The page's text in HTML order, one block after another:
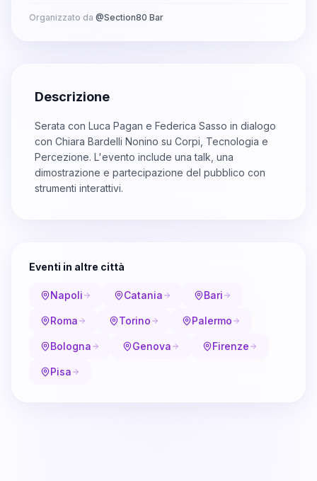
Organizzato da @Section80 Bar
Descrizione
Serata con Luca Pagan e Federica Sasso in dialogo
con Chiara Bardelli Nonino su Corpi, Tecnologia e
Percezione. L'evento include una talk, una
dimostrazione e partecipazione del pubblico con
strumenti interattivi.
Eventi in altre città
Napoli Catania Bari
Roma Torino Palermo
Bologna Genova Firenze
Pisa